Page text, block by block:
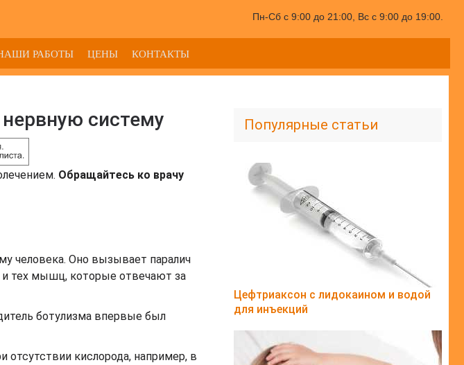
Пн-Сб с 9:00 до 21:00, Вс с 9:00 до 19:00.
РАБОТЫ ЦЕНЫ КОНТАКТЫ
систему
Обращайтесь ко врачу
человека. Оно вызывает паралич
тех мышц, которые отвечают за
ботулизма впервые был
отсутствии кислорода, например, в
Популярные статьи
Цефтриаксон с лидокаином и водой
для инъекций